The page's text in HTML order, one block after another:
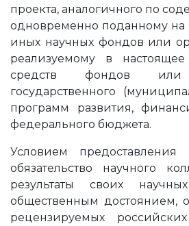
проекта, аналогичного по
одновременно поданному на
иных научных фондов или
реализуемому в
средств фондов или
государственного
программ развития,
федерального бюджета.
Условием предоставления
обязательство научного
результаты своих
общественным достоянием,
рецензируемых